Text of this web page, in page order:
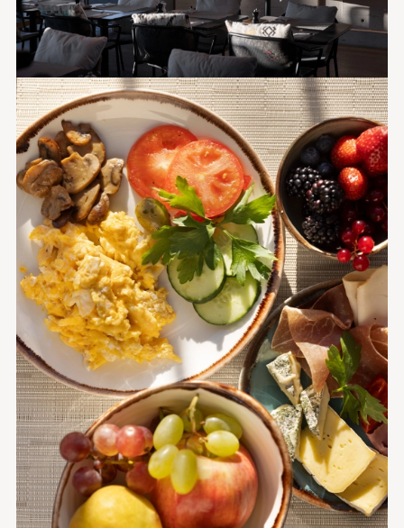
AGB
Member of Designhotels